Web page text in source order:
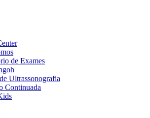
de Exames
Ultrassonografia
Continuada